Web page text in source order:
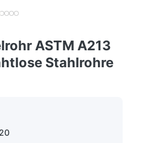
ASTM A213
Stahlrohre